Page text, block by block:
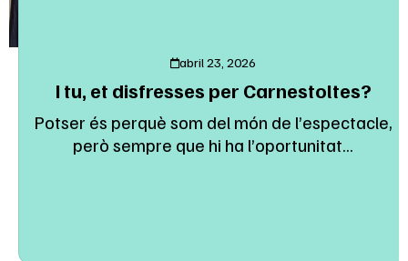
abril 23, 2026
I tu, et disfresses per Carnestoltes?
Potser és perquè som del món de l’espectacle,
però sempre que hi ha l’oportunitat...